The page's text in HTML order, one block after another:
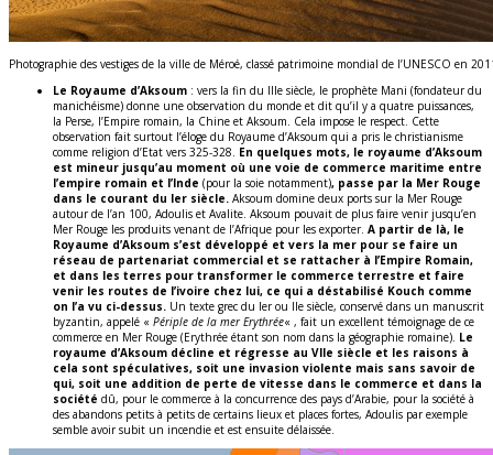
Photographie des vestiges de la ville de Méroé, classé patrimoine mondial de l’UNESCO en
Le Royaume d’Aksoum : vers la fin du IIIe siècle, le prophète Mani (fondateur du
manichéisme) donne une observation du monde et dit qu’il y a quatre puissances,
la Perse, l’Empire romain, la Chine et Aksoum. Cela impose le respect. Cette
observation fait surtout l’éloge du Royaume d’Aksoum qui a pris le christianisme
comme religion d’Etat vers 325-328. En quelques mots, le royaume d’Aksoum
est mineur jusqu’au moment où une voie de commerce maritime entre
l’empire romain et l’Inde (pour la soie notamment), passe par la Mer Rouge
dans le courant du Ier siècle. Aksoum domine deux ports sur la Mer Rouge
autour de l’an 100, Adoulis et Avalite. Aksoum pouvait de plus faire venir jusqu’en
Mer Rouge les produits venant de l’Afrique pour les exporter. A partir de là, le
Royaume d’Aksoum s’est développé et vers la mer pour se faire un
réseau de partenariat commercial et se rattacher à l’Empire Romain,
et dans les terres pour transformer le commerce terrestre et faire
venir les routes de l’ivoire chez lui, ce qui a déstabilisé Kouch comme
on l’a vu ci-dessus. Un texte grec du Ier ou IIe siècle, conservé dans un manuscrit
byzantin, appelé « Périple de la mer Erythrée« , fait un excellent témoignage de ce
commerce en Mer Rouge (Erythrée étant son nom dans la géographie romaine). Le
royaume d’Aksoum décline et régresse au VIIe siècle et les raisons à
cela sont spéculatives, soit une invasion violente mais sans savoir de
qui, soit une addition de perte de vitesse dans le commerce et dans la
société dû, pour le commerce à la concurrence des pays d’Arabie, pour la société à
des abandons petits à petits de certains lieux et places fortes, Adoulis par exemple
semble avoir subit un incendie et est ensuite délaissée.